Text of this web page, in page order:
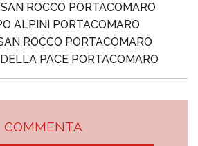
ROCCO PORTACOMARO
ALPINI PORTACOMARO
ROCCO PORTACOMARO
PACE PORTACOMARO
COMMENTA